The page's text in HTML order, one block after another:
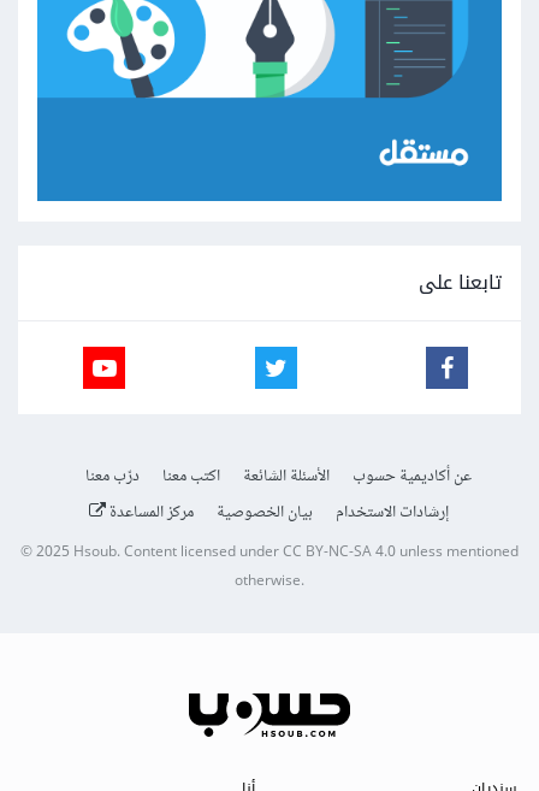
تابعنا على
عن أكاديمية حسوب الأسئلة الشائعة اكتب معنا
درّب معنا
إرشادات الاستخدام
بيان الخصوصية مركز المساعدة
© 2025Hsoub.Content licensed underCC BY-NC-SA 4.0unless mentioned
otherwise.